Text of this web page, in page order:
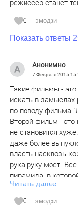
режиссер станет
0 эмодзи
Показать ответы 2
Анонимно
7 Февраля 2015
Такие фильмы - это
искать в замыслах
по поводу фильма
Второй фильм - это
не становится
даже более
власть насквозь
рука руку моет.
пирамида, в
основным скрепом,
государство. Для
людей под
Читать далее
0 эмодзи